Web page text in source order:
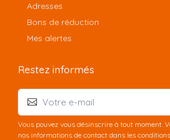
Adresses
Bons de réduction
Mes alertes
Restez informés
Vous pouvez vous désinscrire à tout moment.
nos informations de contact dans les